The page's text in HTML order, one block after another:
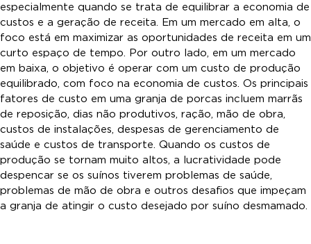
especialmente quando se trata de equilibrar a economia de
custos e a geração de receita. Em um mercado em alta, o
foco está em maximizar as oportunidades de receita em um
curto espaço de tempo. Por outro lado, em um mercado
em baixa, o objetivo é operar com um custo de produção
equilibrado, com foco na economia de custos. Os principais
fatores de custo em uma granja de porcas incluem marrãs
de reposição, dias não produtivos, ração, mão de obra,
custos de instalações, despesas de gerenciamento de
saúde e custos de transporte. Quando os custos de
produção se tornam muito altos, a lucratividade pode
despencar se os suínos tiverem problemas de saúde,
problemas de mão de obra e outros desafios que impeçam
a granja de atingir o custo desejado por suíno desmamado.